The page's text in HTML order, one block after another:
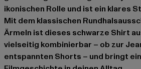
ikonischen Rolle und ist ein klares
Mit dem klassischen
Ärmeln ist dieses schwarze Shirt
vielseitig kombinierbar – ob zur
entspannten Shorts – und bringt